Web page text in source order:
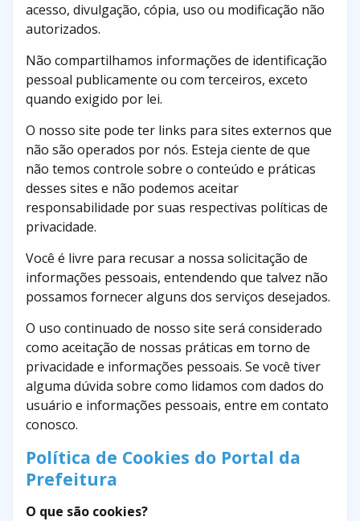
acesso, divulgação, cópia, uso ou modificação não
autorizados.
Não compartilhamos informações de identificação
pessoal publicamente ou com terceiros, exceto
quando exigido por lei.
O nosso site pode ter links para sites externos que
não são operados por nós. Esteja ciente de que
não temos controle sobre o conteúdo e práticas
desses sites e não podemos aceitar
responsabilidade por suas respectivas políticas de
privacidade.
Você é livre para recusar a nossa solicitação de
informações pessoais, entendendo que talvez não
possamos fornecer alguns dos serviços desejados.
O uso continuado de nosso site será considerado
como aceitação de nossas práticas em torno de
privacidade e informações pessoais. Se você tiver
alguma dúvida sobre como lidamos com dados do
usuário e informações pessoais, entre em contato
conosco.
Política de Cookies do Portal da
Prefeitura
O que são cookies?